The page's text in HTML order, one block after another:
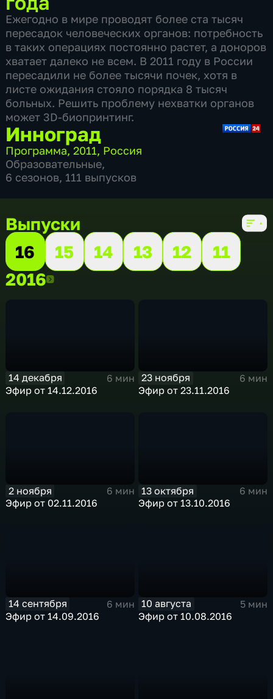
Ежегодно в мире проводят более ста тысяч
пересадок человеческих органов: потребность
в таких операциях постоянно растет, а доноров
хватает далеко не всем. В 2011 году в России
пересадили не более тысячи почек, хотя в
листе ожидания стояло порядка 8 тысяч
больных. Решить проблему нехватки органов
может 3D-биопринтинг.
Инноград
Программа,2011, Россия
Образовательные,
6 сезонов, 111 выпусков
Выпуски
16
15 14 13 12
11
20162016
14 декабря
6 мин
Эфир от 14.12.2016
23 ноября
6 мин
Эфир от 23.11.2016
2 ноября
6 мин
Эфир от 02.11.2016
13 октября
6 мин
Эфир от 13.10.2016
14 сентября
6 мин
Эфир от 14.09.2016
10 августа
5 мин
Эфир от 10.08.2016